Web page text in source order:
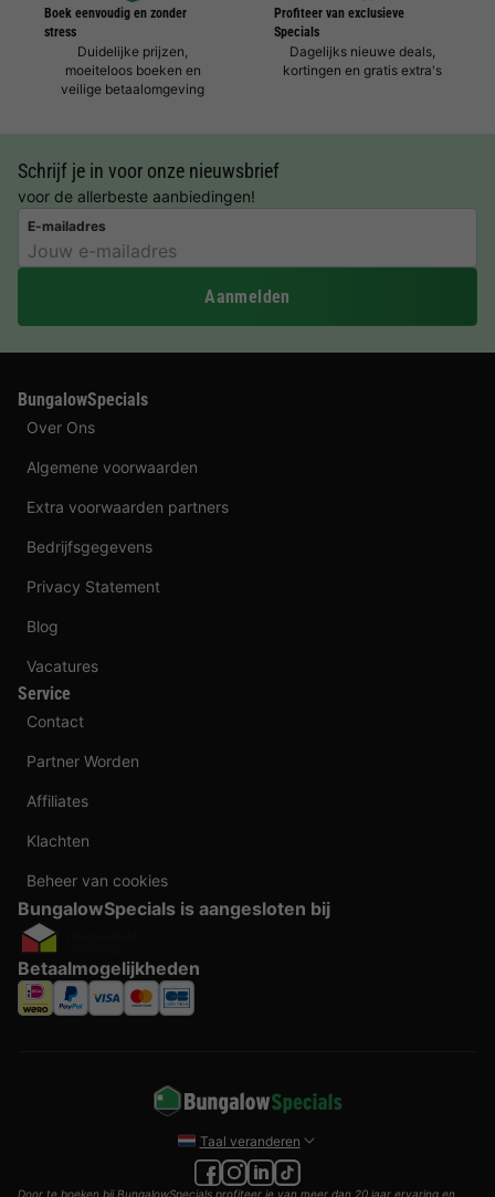
Boek eenvoudig en zonder
stress
Duidelijke prijzen,
moeiteloos boeken en
veilige betaalomgeving
Profiteer van exclusieve
Specials
Dagelijks nieuwe deals,
kortingen en gratis extra's
Schrijf je in voor onze nieuwsbrief
voor de allerbeste aanbiedingen!
E-mailadres
Aanmelden
BungalowSpecials
Over Ons
Algemene voorwaarden
Extra voorwaarden partners
Bedrijfsgegevens
Privacy Statement
Blog
Vacatures
Service
Contact
Partner Worden
Affiliates
Klachten
Beheer van cookies
BungalowSpecials is aangesloten bij
Betaalmogelijkheden
Taal veranderen
Door te boeken bij BungalowSpecials profiteer je van meer dan 20 jaar ervaring en